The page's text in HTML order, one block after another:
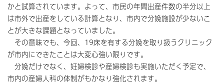
かと試算されています。よって、市民の年間出産件数の半分以上
は市外で出産をしている計算となり、市内で分娩施設が少ないこ
とが大きな課題となっていました。
その意味でも、今回、19床を有する分娩を取り扱うクリニック
が市内にできたことは大変心強い限りです。
分娩だけでなく、妊婦検診や産婦検診も実施いただく予定で、
市内の産婦人科の体制がもかなり強化されます。